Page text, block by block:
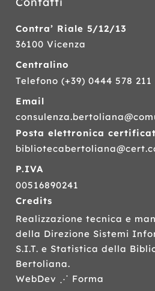
Contra’ Riale 5/12/13
36100 Vicenza
Centralino
Telefono(+39) 0444 578 211
Email
Posta elettronica
P.IVA
00516890241
Credits
Realizzazione tecnica e
della Direzione Sistemi
S.I.T. e Statistica della
Bertoliana.
WebDev ⋰ Forma